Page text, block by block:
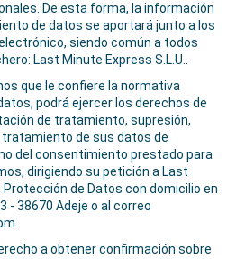
De esta forma, la información
de datos se aportará junto a los
siendo común a todos
Last Minute Express S.L.U..
que le confiere la normativa
podrá ejercer los derechos de
de tratamiento, supresión,
de sus datos de
del consentimiento prestado para
dirigiendo su petición a Last
Protección de Datos con domicilio en
- 38670 Adeje o al correo
a obtener confirmación sobre